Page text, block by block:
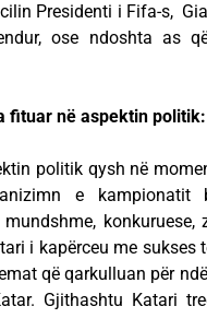
Presidenti i Fifa-s,
ose ndoshta as
fituar në aspektin politik:
politik qysh në
e kampionatit
konkuruese,
i kapërceu me sukses
që qarkulluan për
Gjithashtu Katari